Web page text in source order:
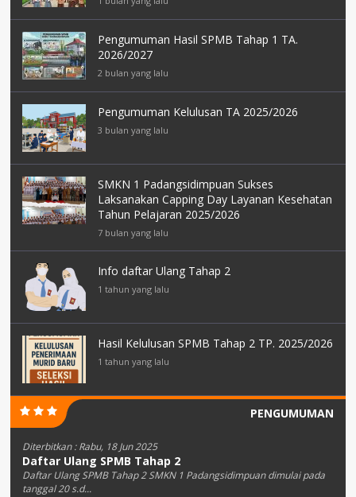
Pengumuman Hasil SPMB Tahap 1 TA.
2026/2027
2 bulan yang lalu
Pengumuman Kelulusan TA 2025/2026
3 bulan yang lalu
SMKN 1 Padangsidimpuan Sukses
Laksanakan Capping Day Layanan Kesehatan
Tahun Pelajaran 2025/2026
7 bulan yang lalu
Info daftar Ulang Tahap 2
1 tahun yang lalu
Hasil Kelulusan SPMB Tahap 2 TP. 2025/2026
1 tahun yang lalu
PENGUMUMAN
Diterbitkan :Rabu, 18 Jun 2025
Daftar Ulang SPMB Tahap 2
Daftar Ulang SPMB Tahap 2 SMKN 1 Padangsidimpuan dimulai pada
tanggal 20 s.d...